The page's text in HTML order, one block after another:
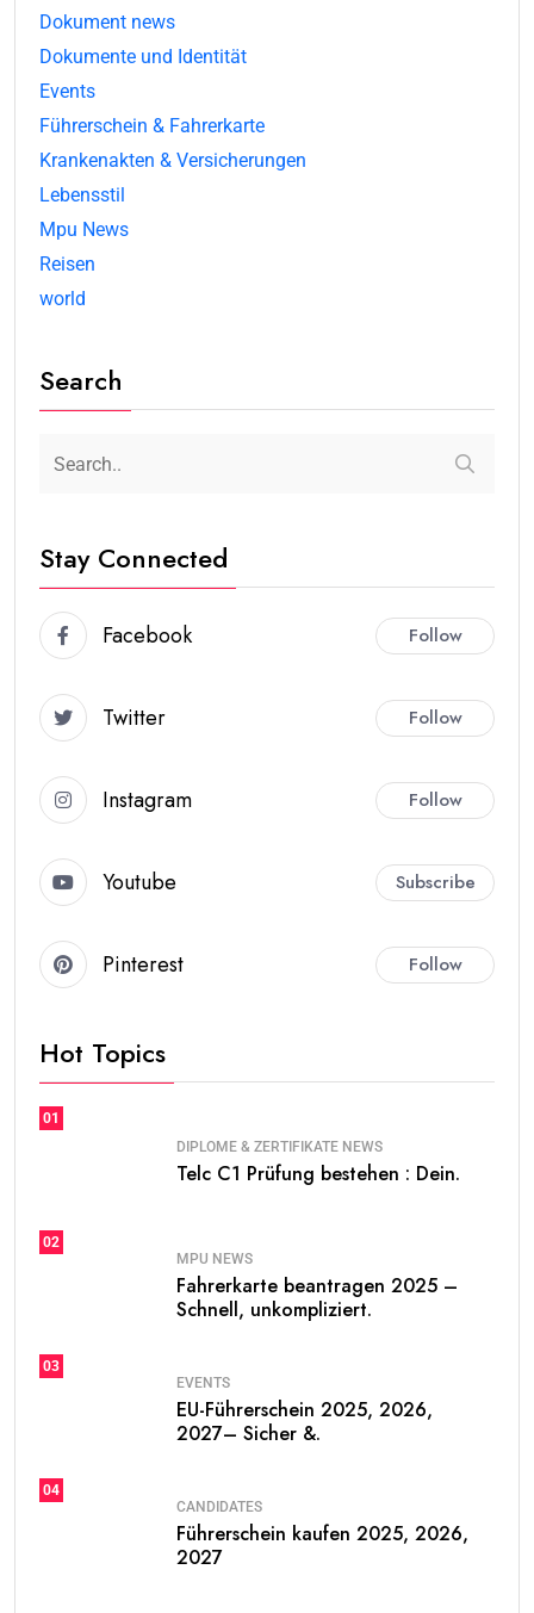
Dokument news
Dokumente und Identität
Events
Führerschein & Fahrerkarte
Krankenakten & Versicherungen
Lebensstil
Mpu News
Reisen
world
Search
Stay Connected
Facebook Follow
Twitter Follow
Instagram Follow
Youtube Subscribe
Pinterest Follow
Hot Topics
01
DIPLOME & ZERTIFIKATE NEWS
Telc C1 Prüfung bestehen : Dein.
02
MPU NEWS
Fahrerkarte beantragen 2025 –
Schnell, unkompliziert.
03
EVENTS
EU-Führerschein 2025, 2026,
2027– Sicher &.
04
CANDIDATES
Führerschein kaufen 2025, 2026,
2027